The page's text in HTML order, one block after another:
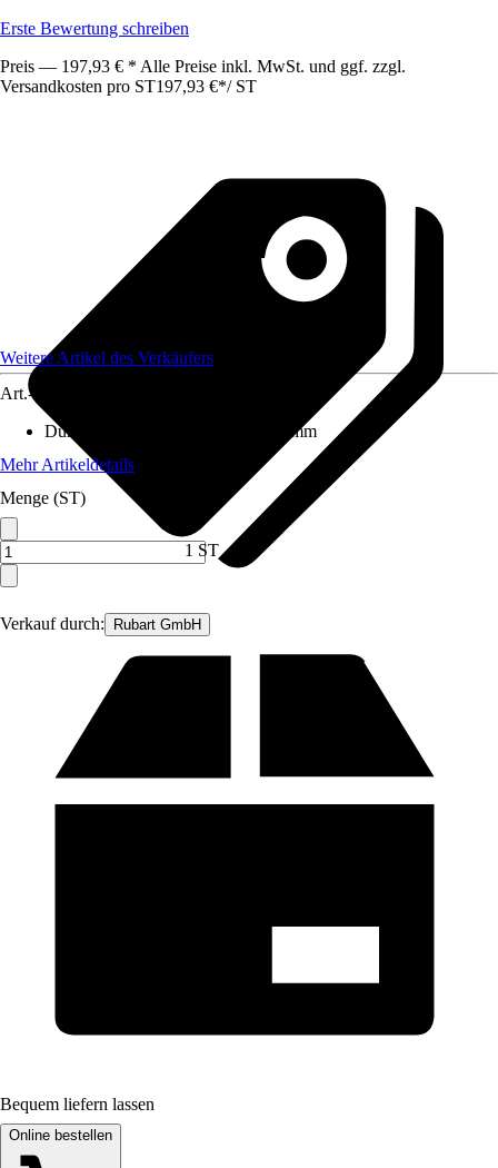
Erste Bewertung schreiben
Preis — 197,93 € * Alle Preise inkl. MwSt. und ggf. zzgl.
Versandkosten pro ST197,93 €*/ ST
Verkauf durch: Rubart GmbH
Weitere Artikel des Verkäufers
Art.-Nr.
Durchmesser (von - bis)
1 mm - 1 mm
Mehr Artikeldetails
Menge (ST)
1 ST
Bequem liefern lassen
Online bestellen